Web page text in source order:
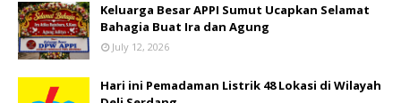
Keluarga Besar APPI Sumut Ucapkan Selamat
Bahagia Buat Ira dan Agung
July 12, 2026
Hari ini Pemadaman Listrik 48 Lokasi di Wilayah